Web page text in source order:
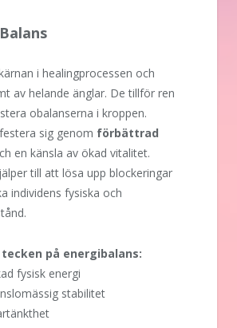
i healingprocessen och
av helande änglar. De tillför ren
obalanserna i kroppen.
sig genom förbättrad
en känsla av ökad vitalitet.
till att lösa upp blockeringar
individens fysiska och
på energibalans:
fysisk energi
stabilitet